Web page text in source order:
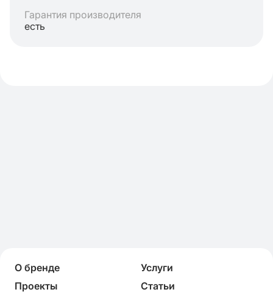
Гарантия производителя
есть
О бренде
Услуги
Проекты
Статьи